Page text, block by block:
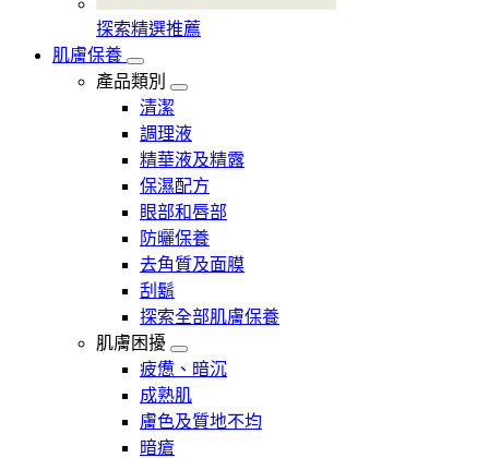
探索精選推薦
肌膚保養
產品類別
清潔
調理液
精華液及精露
保濕配方
眼部和唇部
防曬保養
去角質及面膜
刮鬍
探索全部肌膚保養
肌膚困擾
疲憊、暗沉
成熟肌
膚色及質地不均
暗瘡​